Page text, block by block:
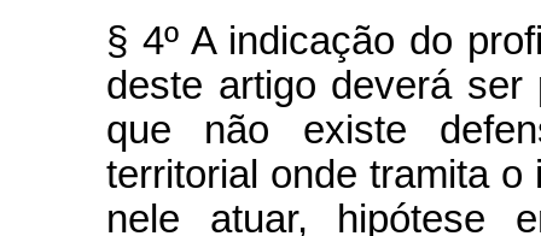
§ 4º A indicação do
deste artigo deverá ser
que não existe
territorial onde tramita
nele atuar, hipótese